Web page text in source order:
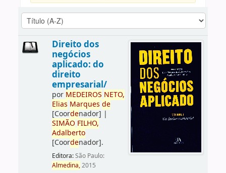
Direito dos
negócios
aplicado: do
direito
empresarial/
por MEDEIROS NETO,
Elias Marques de
[Coordenador] |
SIMÃO FILHO,
Adalberto
[Coordenador].
Editora:São Paulo:
Almedina,2015